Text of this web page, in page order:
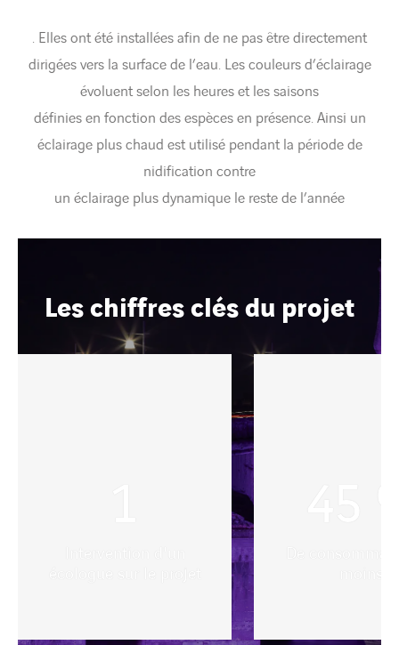
. Elles ont été installées afin de ne pas être directement
dirigées vers la surface de l’eau. Les couleurs d’éclairage
évoluent selon les heures et les saisons
définies en fonction des espèces en présence. Ainsi un
éclairage plus chaud est utilisé pendant la période de
nidification contre
un éclairage plus dynamique le reste de l’année
Les chiffres clés du projet